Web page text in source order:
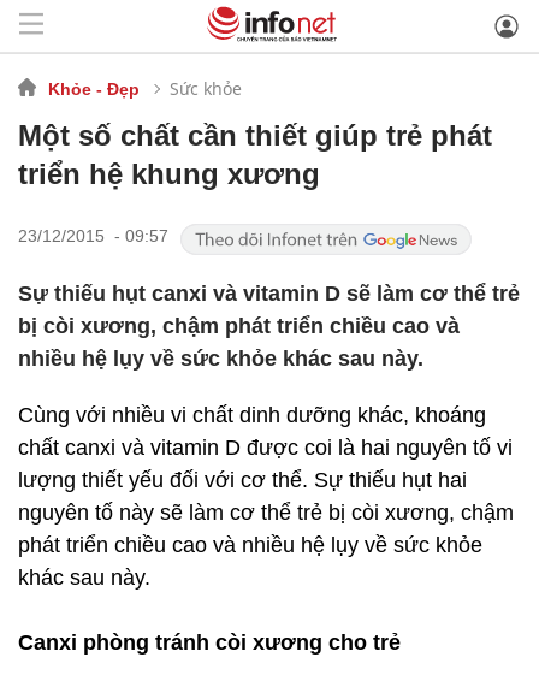
Khỏe - Đẹp Sức khỏe
Một số chất cần thiết giúp trẻ phát
triển hệ khung xương
23/12/2015 - 09:57
Sự thiếu hụt canxi và vitamin D sẽ làm cơ thể trẻ
bị còi xương, chậm phát triển chiều cao và
nhiều hệ lụy về sức khỏe khác sau này.
Cùng với nhiều vi chất dinh dưỡng khác, khoáng
chất canxi và vitamin D được coi là hai nguyên tố vi
lượng thiết yếu đối với cơ thể. Sự thiếu hụt hai
nguyên tố này sẽ làm cơ thể trẻ bị còi xương, chậm
phát triển chiều cao và nhiều hệ lụy về sức khỏe
khác sau này.
Canxi phòng tránh còi xương cho trẻ